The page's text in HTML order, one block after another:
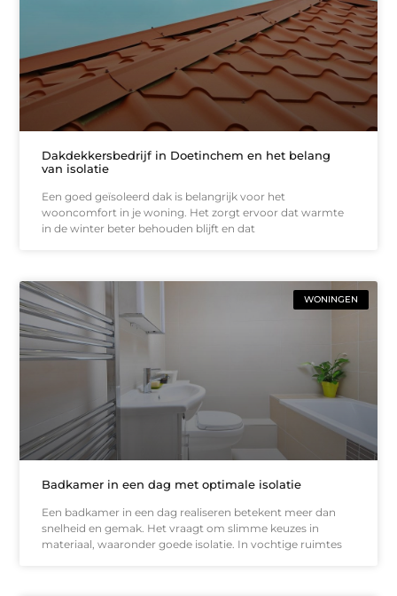
Dakdekkersbedrijf in Doetinchem en het belang
van isolatie
Een goed geïsoleerd dak is belangrijk voor het
wooncomfort in je woning. Het zorgt ervoor dat warmte
in de winter beter behouden blijft en dat
WONINGEN
Badkamer in een dag met optimale isolatie
Een badkamer in een dag realiseren betekent meer dan
snelheid en gemak. Het vraagt om slimme keuzes in
materiaal, waaronder goede isolatie. In vochtige ruimtes